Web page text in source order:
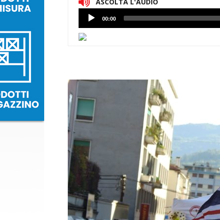
Lettore
Audio
00:00